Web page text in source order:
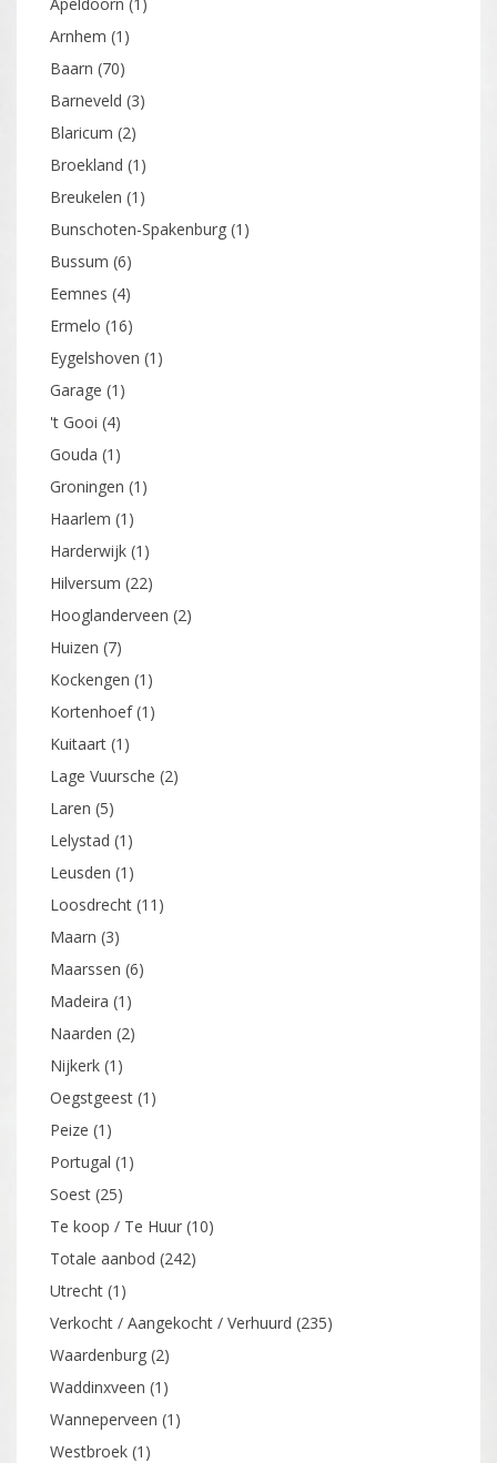
Arnhem (1)
Baarn (70)
Barneveld (3)
Blaricum (2)
Broekland (1)
Breukelen (1)
Bunschoten-Spakenburg (1)
Bussum (6)
Eemnes (4)
Ermelo (16)
Eygelshoven (1)
Garage (1)
't Gooi (4)
Gouda (1)
Groningen (1)
Haarlem (1)
Harderwijk (1)
Hilversum (22)
Hooglanderveen (2)
Huizen (7)
Kockengen (1)
Kortenhoef(1)
Kuitaart (1)
Lage Vuursche (2)
Laren (5)
Lelystad (1)
Leusden (1)
Loosdrecht (11)
Maarn (3)
Maarssen (6)
Madeira (1)
Naarden (2)
Nijkerk (1)
Oegstgeest (1)
Peize (1)
Portugal (1)
Soest (25)
Te koop / Te Huur (10)
Totale aanbod (242)
Utrecht (1)
Verkocht / Aangekocht / Verhuurd (235)
Waardenburg (2)
Waddinxveen (1)
Wanneperveen (1)
Westbroek (1)